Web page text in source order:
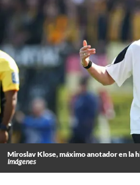
Miroslav Klose, máximo anotador en la
Imágenes